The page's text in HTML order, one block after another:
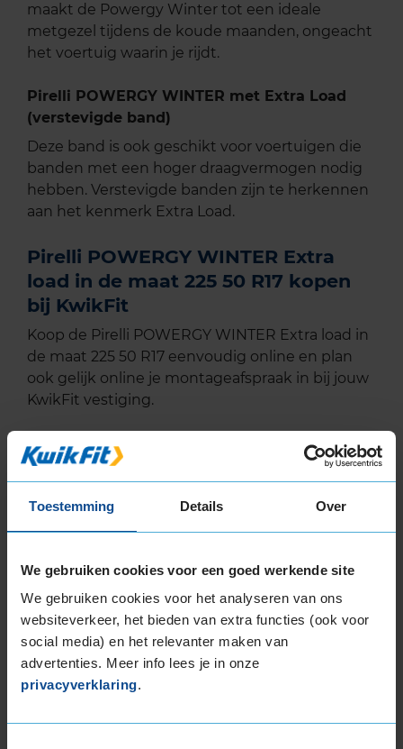
Toestemming Details Over
We gebruiken cookies voor een goed werkende site
We gebruiken cookies voor het analyseren van ons
websiteverkeer, het bieden van extra functies (ook voor
social media) en het relevanter maken van
advertenties. Meer info lees je in onze
privacyverklaring.
maakt de Powergy Winter tot een ideale
metgezel tijdens de koude maanden, ongeacht
het voertuig waarin je rijdt.
Pirelli POWERGY WINTER met Extra Load
(verstevigde band)
Deze band is ook geschikt voor voertuigen die
banden met een hoger draagvermogen nodig
hebben. Verstevigde banden zijn te herkennen
aan het kenmerk Extra Load.
Pirelli POWERGY WINTER Extra
load in de maat 225 50 R17 kopen
bij KwikFit
Koop de Pirelli POWERGY WINTER Extra load in
de maat 225 50 R17 eenvoudig online en plan
ook gelijk online je montageafspraak in bij jouw
KwikFit vestiging.
Lees meer informatie over de maat van deze
autoband:225 50 R17
Pirelli POWERGY WINTER
225/50R17 98 V